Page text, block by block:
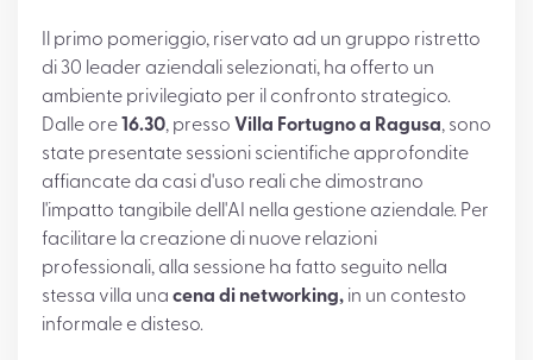
Il primo pomeriggio, riservato ad un gruppo ristretto
di 30 leader aziendali selezionati, ha offerto un
ambiente privilegiato per il confronto strategico.
Dalle ore 16.30, presso Villa Fortugno a Ragusa, sono
state presentate sessioni scientifiche approfondite
affiancate da casi d'uso reali che dimostrano
l'impatto tangibile dell'AI nella gestione aziendale. Per
facilitare la creazione di nuove relazioni
professionali, alla sessione ha fatto seguito nella
stessa villa una cena di networking, in un contesto
informale e disteso.